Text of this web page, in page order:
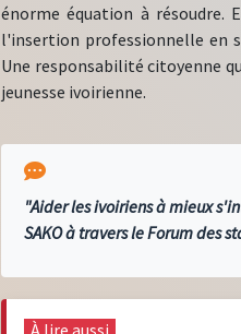
énorme équation à
l'insertion professionnelle en
Une responsabilité citoyenne
jeunesse ivoirienne.
"Aider les ivoiriens à mieux
SAKO à travers le Forum des